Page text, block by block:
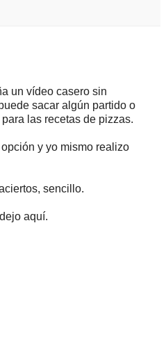
un vídeo casero sin
sacar algún partido o
las recetas de pizzas.
y yo mismo realizo
sencillo.
aquí.